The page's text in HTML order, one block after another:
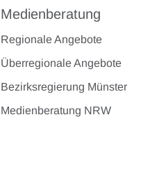
Medienberatung
Regionale Angebote
Überregionale Angebote
Bezirksregierung Münster
Medienberatung NRW